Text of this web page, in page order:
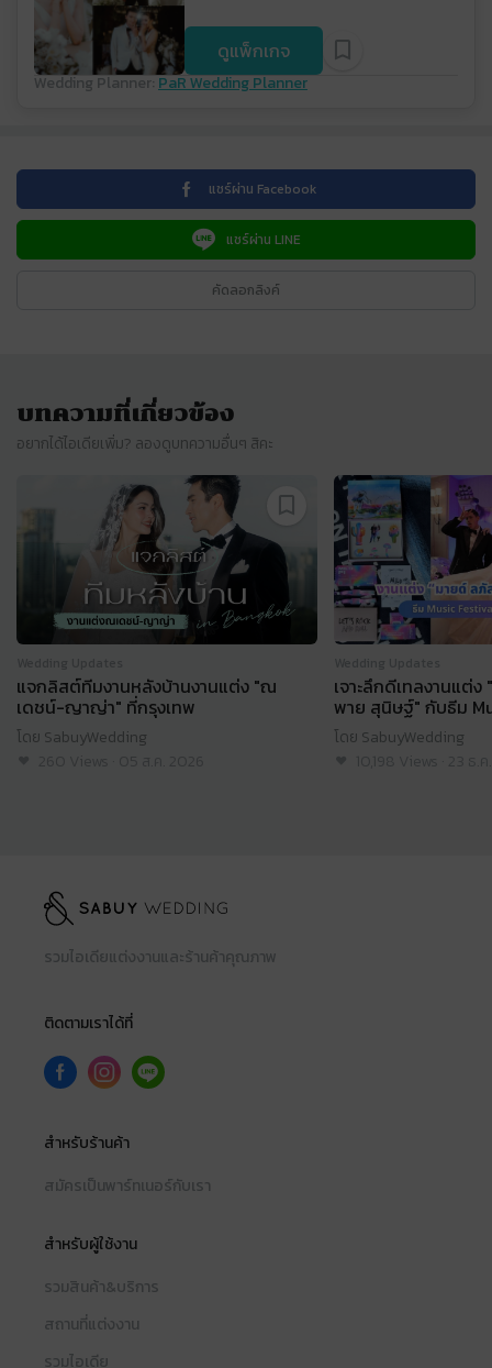
ดูแพ็กเกจ
Wedding Planner:PaR Wedding Planner
แชร์ผ่าน Facebook
แชร์ผ่าน LINE
คัดลอกลิงค์
บทความที่เกี่ยวข้อง
อยากได้ไอเดียเพิ่ม? ลองดูบทความอื่นๆ สิคะ
แจกลิสต์ทีมงานหลังบ้านงานแต่ง "ณ
เดชน์-ญาญ่า" ที่กรุงเทพ
โดย SabuyWedding
เจาะลึกดีเทลงานแต่
พาย สุนิษฐ์" กับธีม
สุดไวรัล
โดย SabuyWedding
รวมไอเดียแต่งงานและร้านค้าคุณภาพ
ติดตามเราได้ที่
สำหรับร้านค้า
สมัครเป็นพาร์ทเนอร์กับเรา
สำหรับผู้ใช้งาน
รวมสินค้า&บริการ
สถานที่แต่งงาน
รวมไอเดีย